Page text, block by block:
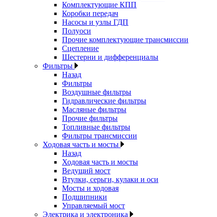
Комплектующие КПП
Коробки передач
Насосы и узлы ГДП
Полуоси
Прочие комплектующие трансмиссии
Сцепление
Шестерни и дифференциалы
Фильтры
Назад
Фильтры
Воздушные фильтры
Гидравлические фильтры
Масляные фильтры
Прочие фильтры
Топливные фильтры
Фильтры трансмиссии
Ходовая часть и мосты
Назад
Ходовая часть и мосты
Ведущий мост
Втулки, серьги, кулаки и оси
Мосты и ходовая
Подшипники
Управляемый мост
Электрика и электроника